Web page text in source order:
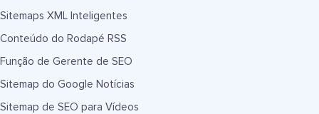
Sitemaps XML Inteligentes
Conteúdo do Rodapé RSS
Função de Gerente de SEO
Sitemap do Google Notícias
Sitemap de SEO para Vídeos